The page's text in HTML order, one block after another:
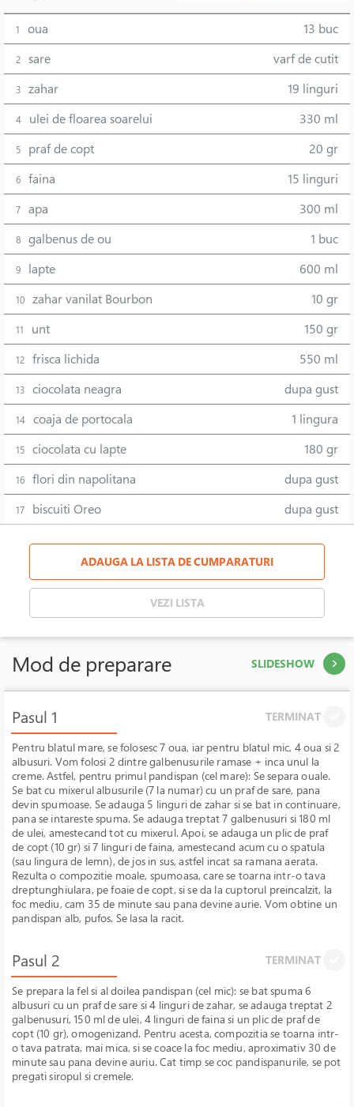
1 oua 13 buc
2 sare varf de cutit
3 zahar 19 linguri
4 ulei de floarea soarelui 330 ml
5 praf de copt 20 gr
6 faina 15 linguri
7 apa 300 ml
8 galbenus de ou 1 buc
9 lapte 600 ml
10 zahar vanilat Bourbon 10 gr
11 unt 150 gr
12 frisca lichida 550 ml
13 ciocolata neagra dupa gust
14 coaja de portocala 1 lingura
15 ciocolata cu lapte 180 gr
16 flori din napolitana dupa gust
17 biscuiti Oreo dupa gust
ADAUGA LA LISTA DE CUMPARATURI
VEZI LISTA
Mod de preparare SLIDESHOW
Pasul 1 TERMINAT
Pentru blatul mare, se folosesc 7 oua, iar pentru blatul mic, 4 oua si 2
albusuri. Vom folosi 2 dintre galbenusurile ramase + inca unul la
creme. Astfel, pentru primul pandispan (cel mare): Se separa ouale.
Se bat cu mixerul albusurile (7 la numar) cu un praf de sare, pana
devin spumoase. Se adauga 5 linguri de zahar si se bat in continuare,
pana se intareste spuma. Se adauga treptat 7 galbenusuri si 180 ml
de ulei, amestecand tot cu mixerul. Apoi, se adauga un plic de praf
de copt (10 gr) si 7 linguri de faina, amestecand acum cu o spatula
(sau lingura de lemn), de jos in sus, astfel incat sa ramana aerata.
Rezulta o compozitie moale, spumoasa, care se toarna intr-o tava
dreptunghiulara, pe foaie de copt, si se da la cuptorul preincalzit, la
foc mediu, cam 35 de minute sau pana devine aurie. Vom obtine un
pandispan alb, pufos. Se lasa la racit.
Pasul 2 TERMINAT
Se prepara la fel si al doilea pandispan (cel mic): se bat spuma 6
albusuri cu un praf de sare si 4 linguri de zahar, se adauga treptat 2
galbenusuri, 150 ml de ulei, 4 linguri de faina si un plic de praf de
copt (10 gr), omogenizand. Pentru acesta, compozitia se toarna intr-
o tava patrata, mai mica, si se coace la foc mediu, aproximativ 30 de
minute sau pana devine auriu. Cat timp se coc pandispanurile, se pot
pregati siropul si cremele.